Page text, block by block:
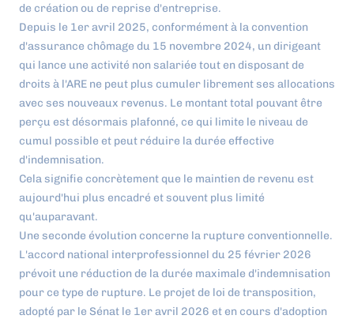
de création ou de reprise d'entreprise.
Depuis le 1er avril 2025, conformément à la convention
d'assurance chômage du 15 novembre 2024, un dirigeant
qui lance une activité non salariée tout en disposant de
droits à l'ARE ne peut plus cumuler librement ses allocations
avec ses nouveaux revenus. Le montant total pouvant être
perçu est désormais plafonné, ce qui limite le niveau de
cumul possible et peut réduire la durée effective
d'indemnisation.
Cela signifie concrètement que le maintien de revenu est
aujourd'hui plus encadré et souvent plus limité
qu'auparavant.
Une seconde évolution concerne la rupture conventionnelle.
L'accord national interprofessionnel du 25 février 2026
prévoit une réduction de la durée maximale d'indemnisation
pour ce type de rupture. Le projet de loi de transposition,
adopté par le Sénat le 1er avril 2026 et en cours d'adoption